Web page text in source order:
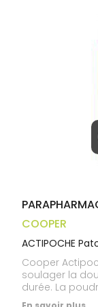
DE
COOPER
ACTIPOCHE
Cooper
soulager la
durée. La poudre de fer et le charbon actif, agents
thermoactifs